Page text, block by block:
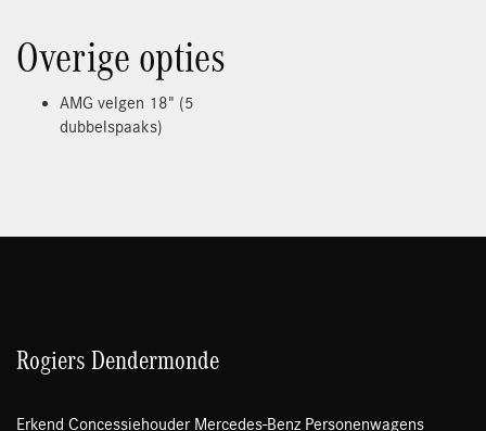
Overige opties
AMG velgen 18" (5
dubbelspaaks)
Rogiers Dendermonde
Erkend Concessiehouder Mercedes-Benz Personenwagens